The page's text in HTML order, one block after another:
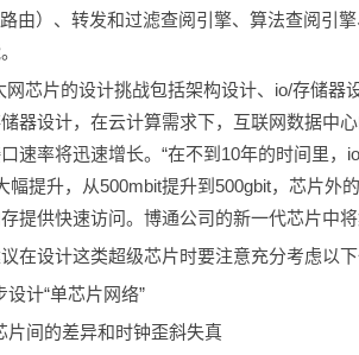
路由）、转发和过滤查阅引擎、算法查阅引
网芯片的设计挑战包括架构设计、io/存储器
器设计，在云计算需求下，互联网数据中
速率将迅速增长。“在不到10年的时间里，
幅提升，从500mbit提升到500gbit，芯片外
提供快速访问。博通公司的新一代芯片中
在设计这类超级芯片时要注意充分考虑以下
设计“单芯片网络”
片间的差异和时钟歪斜失真